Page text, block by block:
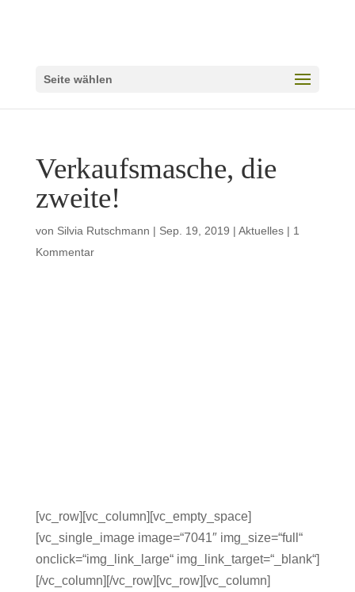
Seite wählen
Verkaufsmasche, die
zweite!
von Silvia Rutschmann | Sep. 19, 2019 | Aktuelles| 1
Kommentar
[vc_row][vc_column][vc_empty_space]
[vc_single_image image=“7041″ img_size=“full“
onclick=“img_link_large“ img_link_target=“_blank“]
[/vc_column][/vc_row][vc_row][vc_column]